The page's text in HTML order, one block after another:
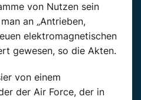
von Nutzen sein
an „Antrieben,
elektromagnetischen
gewesen, so die Akten.
von einem
der Air Force, der in